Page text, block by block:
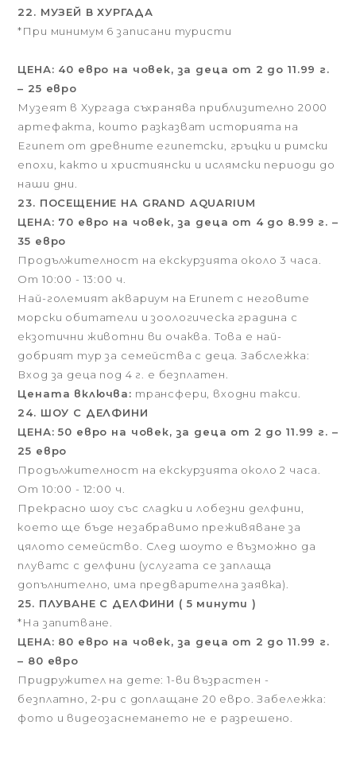
22. МУЗЕЙ В ХУРГАДА
*При минимум 6 записани туристи
ЦЕНА: 40 евро на човек, за деца от 2 до 11.99 г.
– 25 евро
Музеят в Хургада съхранява приблизително 2000
артефакта, които разказват историята на
Египет от древните египетски, гръцки и римски
епохи, както и християнски и ислямски периоди до
наши дни.
23. ПОСЕЩЕНИЕ НА GRAND AQUARIUM
ЦЕНА: 70 евро на човек, за деца от 4 до 8.99 г. –
35 евро
Продължителност на екскурзията около 3 часа.
От 10:00 - 13:00 ч.
Най-големият аквариум на Eruneт с неговите
морски обитатели и зоологическа градина с
екзотични животни ви очаква. Това е най-
добрият тур за семейства с деца. Забслежка:
Вход за деца под 4 г. е безплатен.
Цената включва: трансфери, входни такси.
24. ШОУ С ДЕЛФИНИ
ЦЕНА: 50 евро на човек, за деца от 2 до 11.99 г. –
25 евро
Продължителност на екскурзията около 2 часа.
От 10:00 - 12:00 ч.
Прекрасно шоу със сладки и лобезни делфини,
което ще бъде незабравимо преживяване за
цялото семейство. След шоуто е възможно да
плуватс с делфини (услугата се заплаща
допълнително, има предварителна заявка).
25. ПЛУВАНЕ С ДЕЛФИНИ ( 5 минути )
*На запитване.
ЦЕНА: 80 евро на човек, за деца от 2 до 11.99 г.
– 80 евро
Придружител на дете: 1-ви възрастен -
безплатно, 2-ри с доплащане 20 евро. Забележка:
фото и видеозаснемането не е разрешено.